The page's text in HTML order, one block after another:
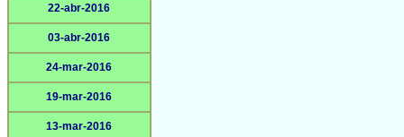
22-abr-2016
03-abr-2016
24-mar-2016
19-mar-2016
13-mar-2016